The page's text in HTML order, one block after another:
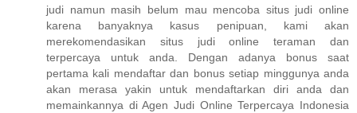
judi namun masih belum mau mencoba situs judi online
karena banyaknya kasus penipuan, kami akan
merekomendasikan situs judi online teraman dan
terpercaya untuk anda. Dengan adanya bonus saat
pertama kali mendaftar dan bonus setiap minggunya anda
akan merasa yakin untuk mendaftarkan diri anda dan
memainkannya di Agen Judi Online Terpercaya Indonesia